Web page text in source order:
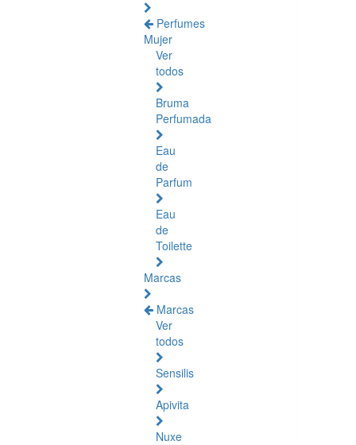
Perfumes
Mujer
Ver
todos
Bruma
Perfumada
Eau
de
Parfum
Eau
de
Toilette
Marcas
Marcas
Ver
todos
Sensilis
Apivita
Nuxe